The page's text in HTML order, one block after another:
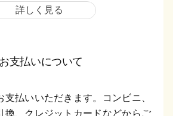
詳しく見る
お支払いについて
支払いいただきます。コンビニ、
換、クレジットカードなどからご